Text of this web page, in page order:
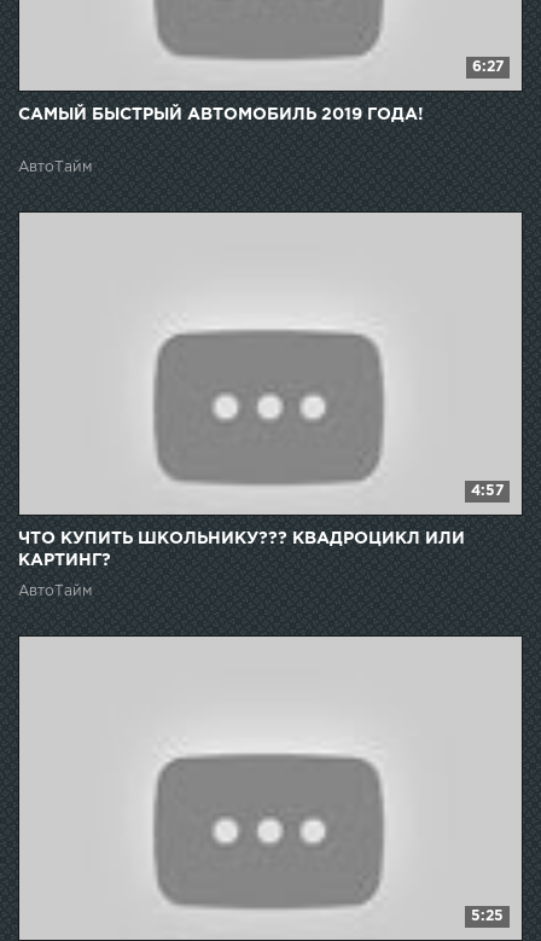
6:27
САМЫЙ БЫСТРЫЙ АВТОМОБИЛЬ 2019 ГОДА!
АвтоТайм
4:57
ЧТО КУПИТЬ ШКОЛЬНИКУ??? КВАДРОЦИКЛ ИЛИ
КАРТИНГ?
АвтоТайм
5:25